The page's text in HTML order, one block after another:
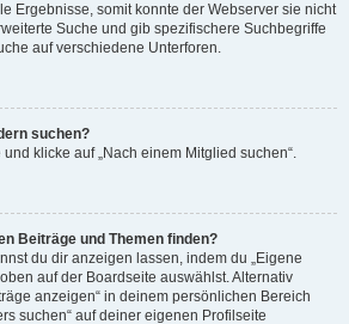
Ergebnisse, somit konnte der Webserver sie nicht
Suche und gib spezifischere Suchbegriffe
auf verschiedene Unterforen.
suchen?
und klicke auf „Nach einem Mitglied suchen“.
Beiträge und Themen finden?
du dir anzeigen lassen, indem du „Eigene
auf der Boardseite auswählst. Alternativ
anzeigen“ in deinem persönlichen Bereich
suchen“ auf deiner eigenen Profilseite